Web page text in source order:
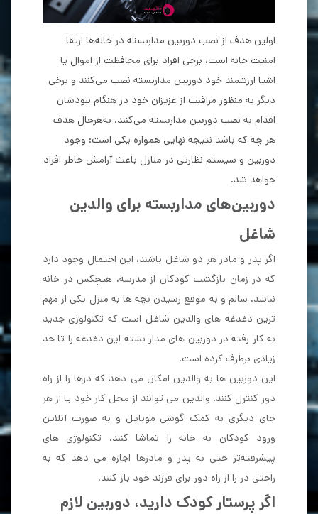
اولین هدف از نصب دوربین مداربسته در خانه‌ها ارتقا
امنیت خانه است، برخی افراد برای محافظت از اموال یا
اشیا ارزشمند خود دوربین مداربسته نصب می‌کنند و برخی
دیگر به منظور مراقبت از عزیزان خود در هنگام نبودشان
اقدام به نصب دوربین مداربسته می‌کنند. به‌هرحال هدف
هر چه که باشد نتیجه نهایی همواره یکی است: وجود
دوربین و سیستم نظارتی در منازل باعث آرامش خاطر افراد
خواهد شد.
دوربین‌های مدار‌بسته برای والدین
شاغل
اگر پدر و مادر هر دو شاغل باشند، این احتمال وجود دارد
که در زمان بازگشت کودکان از مدرسه، هیچکس در خانه
نباشد. سالم و به موقع رسیدن بچه ها به منزل یکی از مهم
ترین دغدغه های والدین شاغل است که تکنولوژی جدید
به کار رفته در دوربین های مدار بسته این دغدغه را تا حد
زیادی برطرف کرده است.
این دوربین ها به والدین امکان می دهد که درها را از راه
دور کنترل کنند. والدین می توانند از محل کار خود یا از هر
جای دیگری به کمک گوشی موبایل و به صورت آنلاین
ورود کودکان به خانه را تماشا کنند. تکنولوژی های
پیشرفته‌تر حتی به پدر و مادرها اجازه می دهد که به
راحتی در را از راه دور برای فرزند خود باز کنند.
اگر پرستار کودک دارید، دوربین لازم